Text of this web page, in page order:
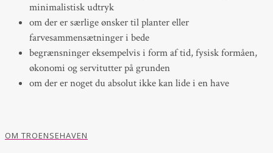
minimalistisk udtryk
om der er særlige ønsker til planter eller
farvesammensætninger i bede
begrænsninger eksempelvis i form af tid, fysisk formåen,
økonomi og servitutter på grunden
om der er noget du absolut ikke kan lide i en have
OM TROENSEHAVEN